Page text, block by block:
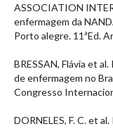
ASSOCIATION
enfermagem da
Porto alegre. 11ªEd.
BRESSAN, Flávia et
de enfermagem no
Congresso
DORNELES, F. C. et